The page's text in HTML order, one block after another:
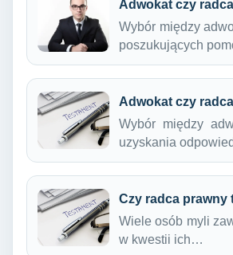
Adwokat czy
Wybór między
poszukujących
Adwokat czy
Wybór między
uzyskania
Czy radca prawny
Wiele osób myli
w kwestii ich…